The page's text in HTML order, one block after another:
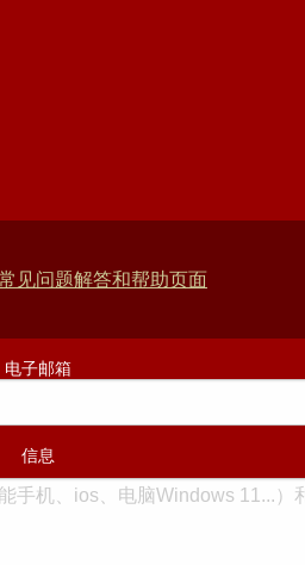
见问题解答和帮助页面
电子邮箱
信息